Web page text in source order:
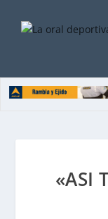
«ASI